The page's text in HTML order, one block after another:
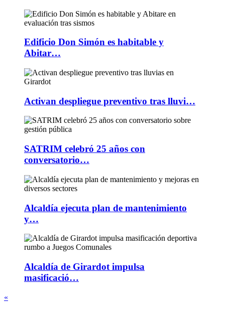
Edificio Don Simón es habitable y
Abitar…
Activan despliegue preventivo tras lluvi…
SATRIM celebró 25 años con
conversatorio…
Alcaldía ejecuta plan de mantenimiento
y…
Alcaldía de Girardot impulsa
masificació…
«